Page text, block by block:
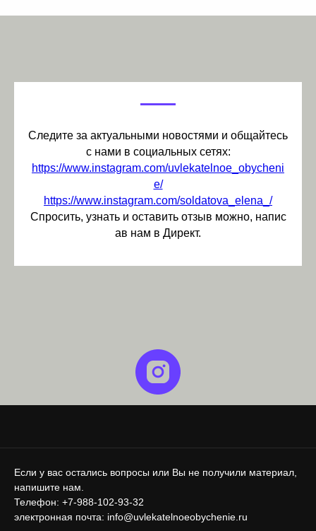
Следите за актуальными новостями и общайтесь
с нами в социальных сетях:
https://www.instagram.com/uvlekatelnoe_obycheni
e/
https://www.instagram.com/soldatova_elena_/
Спросить, узнать и оставить отзыв можно, напис
ав нам в Директ.
Если у вас остались вопросы или Вы не получили материал,
напишите нам.
Телефон: +7-988-102-93-32
электронная почта: info@uvlekatelnoeobychenie.ru